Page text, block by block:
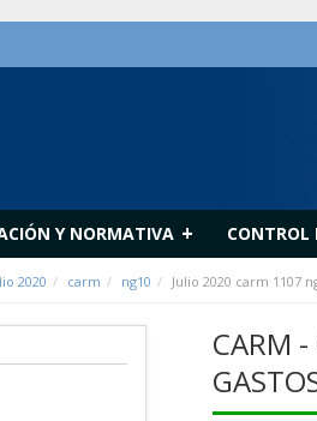
Y NORMATIVA + CONTROL
2020 carm ng10 Julio 2020 carm 1107
CARM -